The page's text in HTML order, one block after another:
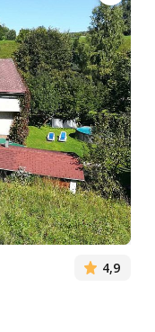
4,9